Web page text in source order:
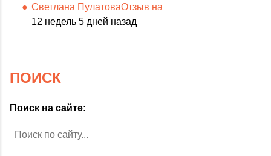
Светлана ПулатоваОтзыв на
12 недель 5 дней назад
ПОИСК
Поиск на сайте: